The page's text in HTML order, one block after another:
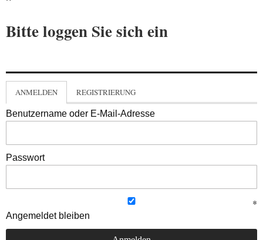
Bitte loggen Sie sich ein
ANMELDEN REGISTRIERUNG
Benutzername oder E-Mail-Adresse
Passwort
Angemeldet bleiben